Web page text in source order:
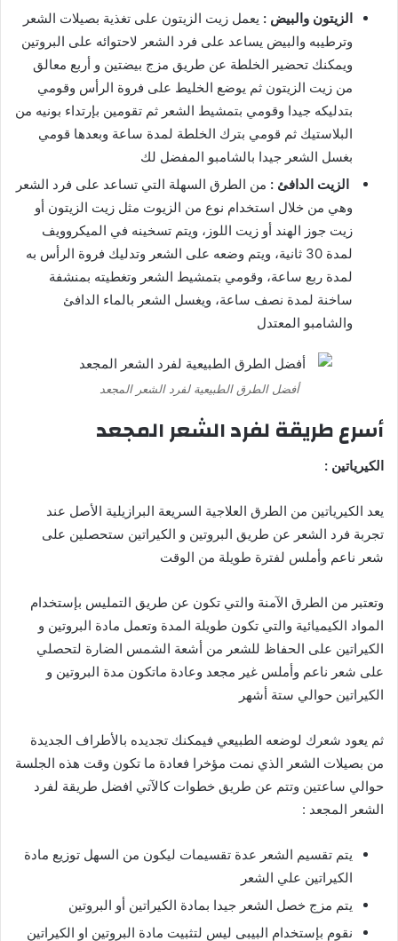
الزيتون والبيض : يعمل زيت الزيتون على تغذية بصيلات الشعر
وترطيبه والبيض يساعد على فرد الشعر لاحتوائه على البروتين
ويمكنك تحضير الخلطة عن طريق مزج بيضتين و أربع معالق
من زيت الزيتون ثم يوضع الخليط على فروة الرأس وقومي
بتدليكه جيدا وقومي بتمشيط الشعر ثم تقومين بإرتداء بونيه من
البلاستيك ثم قومي بترك الخلطة لمدة ساعة وبعدها قومي
بغسل الشعر جيدا بالشامبو المفضل لك
الزيت الدافئ : من الطرق السهلة التي تساعد على فرد الشعر
وهي من خلال استخدام نوع من الزيوت مثل زيت الزيتون أو
زيت جوز الهند أو زيت اللوز، ويتم تسخينه في الميكروويف
لمدة 30 ثانية، ويتم وضعه على الشعر وتدليك فروة الرأس به
لمدة ربع ساعة، وقومي بتمشيط الشعر وتغطيته بمنشفة
ساخنة لمدة نصف ساعة، ويغسل الشعر بالماء الدافئ
والشامبو المعتدل
أفضل الطرق الطبيعية لفرد الشعر المجعد
أسرع طريقة لفرد الشعر المجعد
الكيرياتين :
يعد الكيرياتين من الطرق العلاجية السريعة البرازيلية الأصل عند
تجربة فرد الشعر عن طريق البروتين و الكيراتين ستحصلين على
شعر ناعم وأملس لفترة طويلة من الوقت
وتعتبر من الطرق الآمنة والتي تكون عن طريق التمليس بإستخدام
المواد الكيميائية والتي تكون طويلة المدة وتعمل مادة البروتين و
الكيراتين على الحفاظ للشعر من أشعة الشمس الضارة لتحصلي
على شعر ناعم وأملس غير مجعد وعادة ماتكون مدة البروتين و
الكيراتين حوالي ستة أشهر
ثم يعود شعرك لوضعه الطبيعي فيمكنك تجديده بالأطراف الجديدة
من بصيلات الشعر الذي نمت مؤخرا فعادة ما تكون وقت هذه الجلسة
حوالي ساعتين وتتم عن طريق خطوات كالآتي افضل طريقة لفرد
الشعر المجعد :
يتم تقسيم الشعر عدة تقسيمات ليكون من السهل توزيع مادة
الكيراتين علي الشعر
يتم مزج خصل الشعر جيدا بمادة الكيراتين أو البروتين
نقوم بإستخدام البيبى ليس لتثبيت مادة البروتين او الكيراتين